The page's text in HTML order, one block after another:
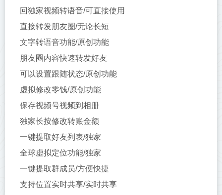
回独家视频转语音/可直接使用
直接转发朋友圈/无论长短
文字转语音功能/原创功能
朋友圈内容快速转发好友
可以设置跟随状态/原创功能
虚拟修改零钱/原创功能
保存视频号视频到相册
独家长按修改转账金额
一键提取好友列表/独家
全球虚拟定位功能/独家
一键提取群成员/方便快捷
支持位置实时共享/实时共享